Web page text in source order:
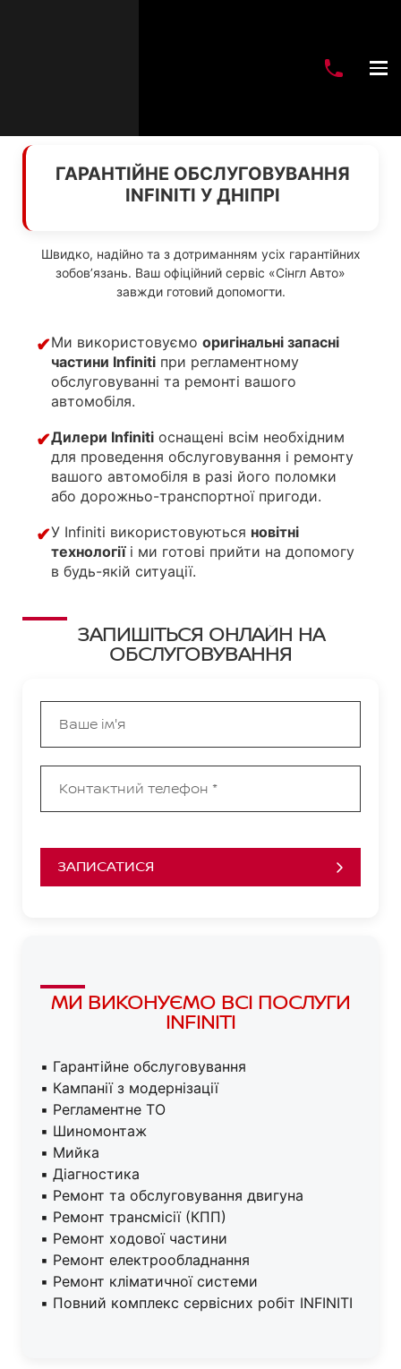
ГАРАНТІЙНЕ ОБСЛУГОВУВАННЯ
INFINITI У ДНІПРІ
Швидко, надійно та з дотриманням усіх гарантійних
зобов’язань. Ваш офіційний сервіс «Сінгл Авто»
завжди готовий допомогти.
✔Ми використовуємо оригінальні запасні
частини Infiniti при регламентному
обслуговуванні та ремонті вашого
автомобіля.
✔Дилери Infiniti оснащені всім необхідним
для проведення обслуговування і ремонту
вашого автомобіля в разі його поломки
або дорожньо-транспортної пригоди.
✔У Infiniti використовуються новітні
технологіїі ми готові прийти на допомогу
в будь-якій ситуації.
ЗАПИШІТЬСЯ ОНЛАЙН НА
ОБСЛУГОВУВАННЯ
ЗАПИСАТИСЯ
МИ ВИКОНУЄМО ВСІ ПОСЛУГИ
INFINITI
▪ Гарантійне обслуговування
▪ Кампанії з модернізації
▪ Регламентне ТО
▪ Шиномонтаж
▪ Мийка
▪ Діагностика
▪ Ремонт та обслуговування двигуна
▪ Ремонт трансмісії (КПП)
▪ Ремонт ходової частини
▪ Ремонт електрообладнання
▪ Ремонт кліматичної системи
▪ Повний комплекс сервісних робіт INFINITI